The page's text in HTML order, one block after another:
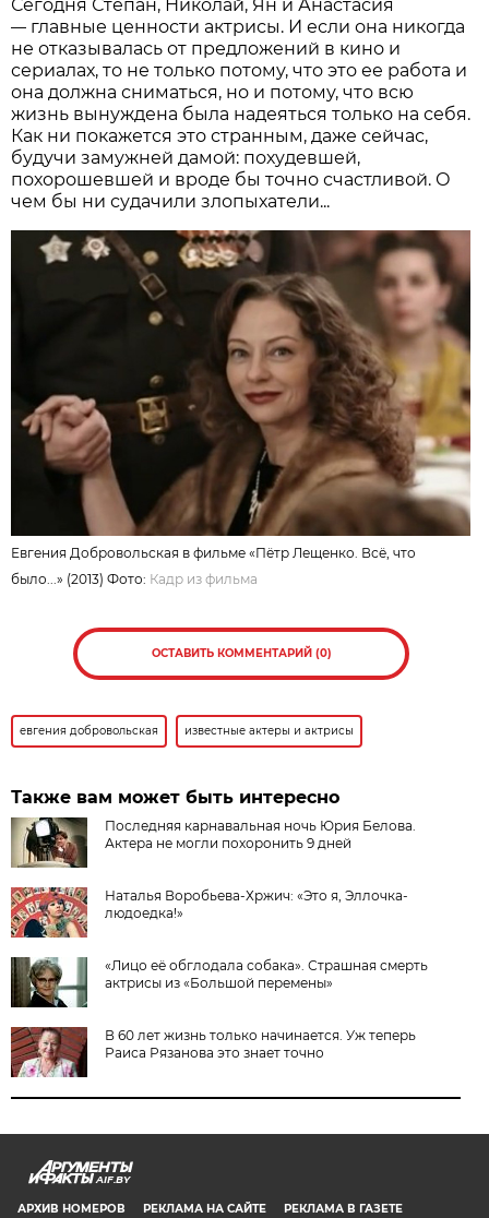
Сегодня Степан, Николай, Ян и Анастасия
— главные ценности актрисы. И если она никогда
не отказывалась от предложений в кино и
сериалах, то не только потому, что это ее работа и
она должна сниматься, но и потому, что всю
жизнь вынуждена была надеяться только на себя.
Как ни покажется это странным, даже сейчас,
будучи замужней дамой: похудевшей,
похорошевшей и вроде бы точно счастливой. О
чем бы ни судачили злопыхатели...
Евгения Добровольская в фильме «Пётр Лещенко. Всё, что
было...» (2013) Фото: Кадр из фильма
ОСТАВИТЬ КОММЕНТАРИЙ (0)
евгения добровольская известные актеры и актрисы
Также вам может быть интересно
Последняя карнавальная ночь Юрия Белова.
Актера не могли похоронить 9 дней
Наталья Воробьева-Хржич: «Это я, Эллочка-
людоедка!»
«Лицо её обглодала собака». Страшная смерть
актрисы из «Большой перемены»
В 60 лет жизнь только начинается. Уж теперь
Раиса Рязанова это знает точно
AIF.BY
АРХИВ НОМЕРОВ РЕКЛАМА НА САЙТЕ РЕКЛАМА В ГАЗЕТЕ